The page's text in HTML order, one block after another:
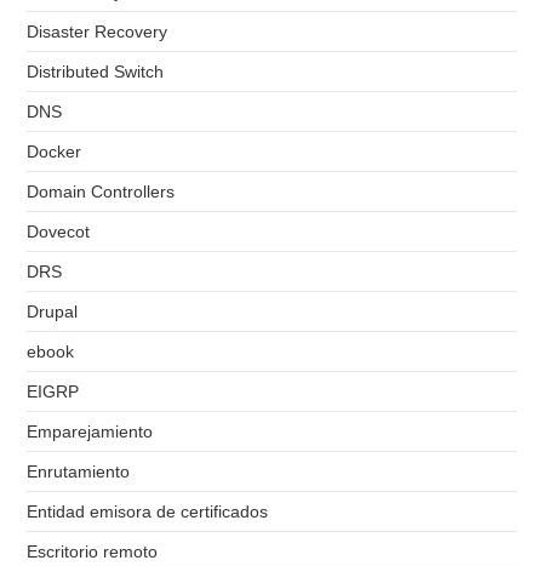
Disaster Recovery
Distributed Switch
DNS
Docker
Domain Controllers
Dovecot
DRS
Drupal
ebook
EIGRP
Emparejamiento
Enrutamiento
Entidad emisora de certificados
Escritorio remoto